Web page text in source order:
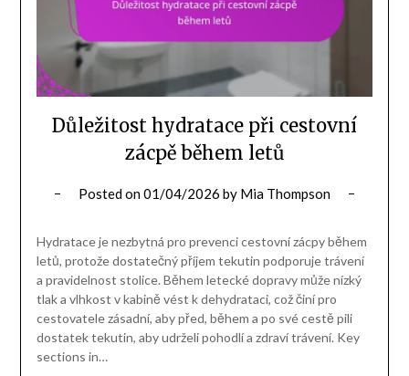
Důležitost hydratace při cestovní
zácpě během letů
Posted on01/04/2026 by Mia Thompson
Hydratace je nezbytná pro prevenci cestovní zácpy během
letů, protože dostatečný příjem tekutin podporuje trávení
a pravidelnost stolice. Během letecké dopravy může nízký
tlak a vlhkost v kabině vést k dehydrataci, což činí pro
cestovatele zásadní, aby před, během a po své cestě pili
dostatek tekutin, aby udrželi pohodlí a zdraví trávení. Key
sections in…